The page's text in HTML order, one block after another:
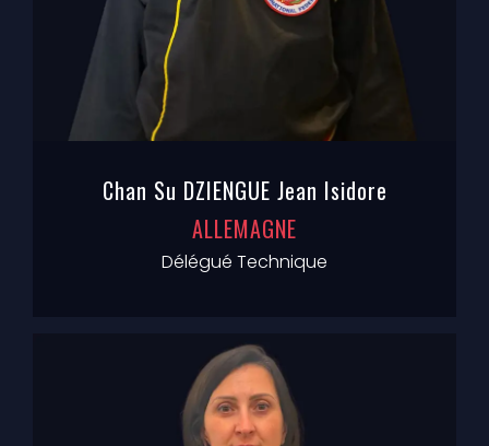
Chan Su DZIENGUE Jean Isidore
ALLEMAGNE
Délégué Technique